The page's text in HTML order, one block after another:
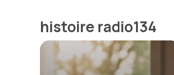
histoire radio134